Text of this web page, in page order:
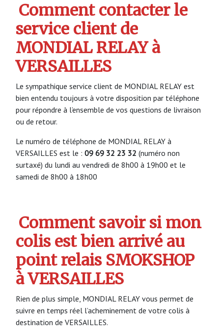
Comment contacter le
service client de
MONDIAL RELAY à
VERSAILLES
Le sympathique service client de MONDIAL RELAY est
bien entendu toujours à votre disposition par téléphone
pour répondre à l’ensemble de vos questions de livraison
ou de retour.
Le numéro de téléphone de MONDIAL RELAY à
VERSAILLES est le : 09 69 32 23 32 (numéro non
surtaxé) du lundi au vendredi de 8h00 à 19h00 et le
samedi de 8h00 à 18h00
Comment savoir si mon
colis est bien arrivé au
point relais SMOKSHOP
à VERSAILLES
Rien de plus simple, MONDIAL RELAY vous permet de
suivre en temps réel l’acheminement de votre colis à
destination de VERSAILLES.